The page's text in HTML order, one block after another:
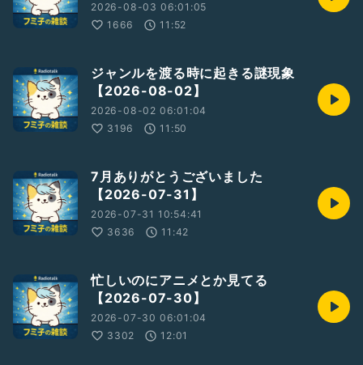
2026-08-03 06:01:05
1666
11:52
ジャンルを渡る時に起きる謎現象
【2026-08-02】
2026-08-02 06:01:04
3196
11:50
7月ありがとうございました
【2026-07-31】
2026-07-31 10:54:41
3636
11:42
忙しいのにアニメとか見てる
【2026-07-30】
2026-07-30 06:01:04
3302
12:01